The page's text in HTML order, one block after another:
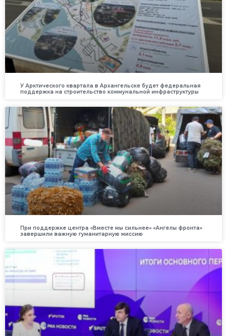
У Арктического квартала в Архангельске будет федеральная
поддержка на строительство коммунальной инфраструктуры
При поддержке центра «Вместе мы сильнее» «Ангелы фронта»
завершили важную гуманитарную миссию